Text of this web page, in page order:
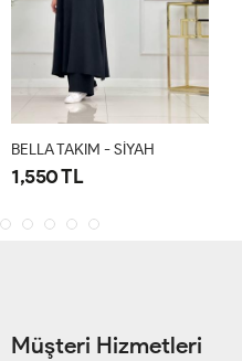
BELLA TAKIM - SİYAH
1,550 TL
Müşteri Hizmetleri